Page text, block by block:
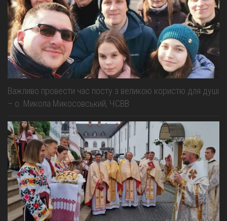
Важливо провести час посту з великою користю для душі
– о. Микола Микосовський, ЧСВВ